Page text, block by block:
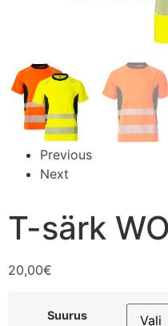
Previous
Next
T-särk
20,00€
Suurus